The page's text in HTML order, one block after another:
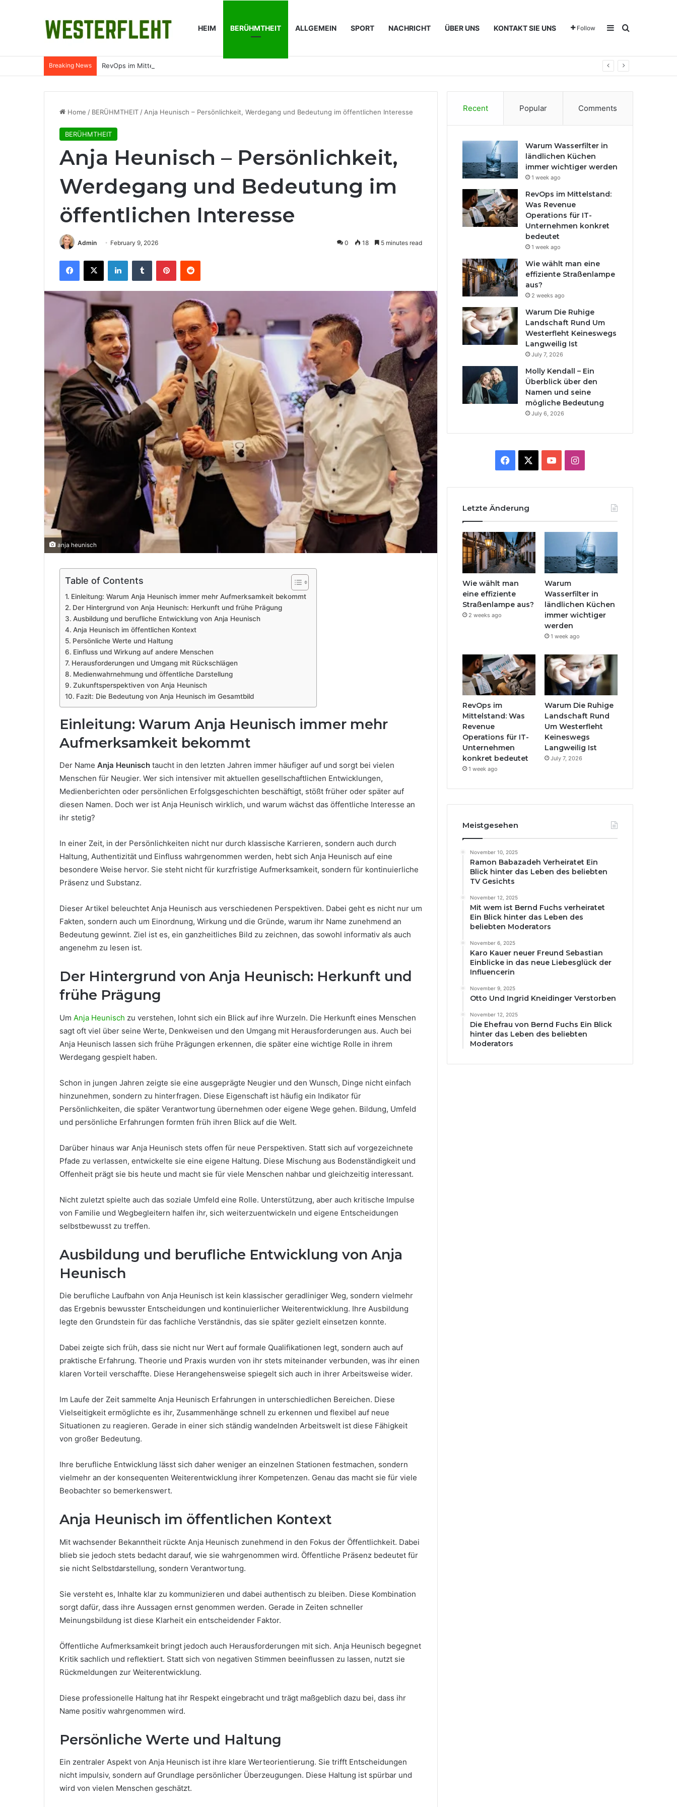
HEIM BERÜHMTHEIT ALLGEMEIN SPORT NACHRICHT ÜBER UNS KONTAKT SIE UNS Follow SidebarSearch for
Breaking News RevOps im Mittelstand: Was Revenue Operations für IT-Unternehmen konkret bedeutet
Home / BERÜHMTHEIT / Anja Heunisch – Persönlichkeit, Werdegang und Bedeutung im öffentlichen Interesse
BERÜHMTHEIT
Anja Heunisch – Persönlichkeit,
Werdegang und Bedeutung im
öffentlichen Interesse
Admin February 9, 2026 0 18 5 minutes read
Facebook
X LinkedInTumblr PinterestReddit
anja heunisch
Table of Contents
Einleitung: Warum Anja Heunisch immer mehr Aufmerksamkeit bekommt
Der Hintergrund von Anja Heunisch: Herkunft und frühe Prägung
Ausbildung und berufliche Entwicklung von Anja Heunisch
Anja Heunisch im öffentlichen Kontext
Persönliche Werte und Haltung
Einfluss und Wirkung auf andere Menschen
Herausforderungen und Umgang mit Rückschlägen
Medienwahrnehmung und öffentliche Darstellung
Zukunftsperspektiven von Anja Heunisch
Fazit: Die Bedeutung von Anja Heunisch im Gesamtbild
Einleitung: Warum Anja Heunisch immer mehr
Aufmerksamkeit bekommt
Der Name Anja Heunisch taucht in den letzten Jahren immer häufiger auf und sorgt bei vielen
Menschen für Neugier. Wer sich intensiver mit aktuellen gesellschaftlichen Entwicklungen,
Medienberichten oder persönlichen Erfolgsgeschichten beschäftigt, stößt früher oder später auf
diesen Namen. Doch wer ist Anja Heunisch wirklich, und warum wächst das öffentliche Interesse an
ihr stetig?
In einer Zeit, in der Persönlichkeiten nicht nur durch klassische Karrieren, sondern auch durch
Haltung, Authentizität und Einfluss wahrgenommen werden, hebt sich Anja Heunisch auf eine
besondere Weise hervor. Sie steht nicht für kurzfristige Aufmerksamkeit, sondern für kontinuierliche
Präsenz und Substanz.
Dieser Artikel beleuchtet Anja Heunisch aus verschiedenen Perspektiven. Dabei geht es nicht nur um
Fakten, sondern auch um Einordnung, Wirkung und die Gründe, warum ihr Name zunehmend an
Bedeutung gewinnt. Ziel ist es, ein ganzheitliches Bild zu zeichnen, das sowohl informativ als auch
angenehm zu lesen ist.
Der Hintergrund von Anja Heunisch: Herkunft und
frühe Prägung
Um Anja Heunisch zu verstehen, lohnt sich ein Blick auf ihre Wurzeln. Die Herkunft eines Menschen
sagt oft viel über seine Werte, Denkweisen und den Umgang mit Herausforderungen aus. Auch bei
Anja Heunisch lassen sich frühe Prägungen erkennen, die später eine wichtige Rolle in ihrem
Werdegang gespielt haben.
Schon in jungen Jahren zeigte sie eine ausgeprägte Neugier und den Wunsch, Dinge nicht einfach
hinzunehmen, sondern zu hinterfragen. Diese Eigenschaft ist häufig ein Indikator für
Persönlichkeiten, die später Verantwortung übernehmen oder eigene Wege gehen. Bildung, Umfeld
und persönliche Erfahrungen formten früh ihren Blick auf die Welt.
Darüber hinaus war Anja Heunisch stets offen für neue Perspektiven. Statt sich auf vorgezeichnete
Pfade zu verlassen, entwickelte sie eine eigene Haltung. Diese Mischung aus Bodenständigkeit und
Offenheit prägt sie bis heute und macht sie für viele Menschen nahbar und gleichzeitig interessant.
Nicht zuletzt spielte auch das soziale Umfeld eine Rolle. Unterstützung, aber auch kritische Impulse
von Familie und Wegbegleitern halfen ihr, sich weiterzuentwickeln und eigene Entscheidungen
selbstbewusst zu treffen.
Ausbildung und berufliche Entwicklung von Anja
Heunisch
Die berufliche Laufbahn von Anja Heunisch ist kein klassischer geradliniger Weg, sondern vielmehr
das Ergebnis bewusster Entscheidungen und kontinuierlicher Weiterentwicklung. Ihre Ausbildung
legte den Grundstein für das fachliche Verständnis, das sie später gezielt einsetzen konnte.
Dabei zeigte sich früh, dass sie nicht nur Wert auf formale Qualifikationen legt, sondern auch auf
praktische Erfahrung. Theorie und Praxis wurden von ihr stets miteinander verbunden, was ihr einen
klaren Vorteil verschaffte. Diese Herangehensweise spiegelt sich auch in ihrer Arbeitsweise wider.
Im Laufe der Zeit sammelte Anja Heunisch Erfahrungen in unterschiedlichen Bereichen. Diese
Vielseitigkeit ermöglichte es ihr, Zusammenhänge schnell zu erkennen und flexibel auf neue
Situationen zu reagieren. Gerade in einer sich ständig wandelnden Arbeitswelt ist diese Fähigkeit
von großer Bedeutung.
Ihre berufliche Entwicklung lässt sich daher weniger an einzelnen Stationen festmachen, sondern
vielmehr an der konsequenten Weiterentwicklung ihrer Kompetenzen. Genau das macht sie für viele
Beobachter so bemerkenswert.
Anja Heunisch im öffentlichen Kontext
Mit wachsender Bekanntheit rückte Anja Heunisch zunehmend in den Fokus der Öffentlichkeit. Dabei
blieb sie jedoch stets bedacht darauf, wie sie wahrgenommen wird. Öffentliche Präsenz bedeutet für
sie nicht Selbstdarstellung, sondern Verantwortung.
Sie versteht es, Inhalte klar zu kommunizieren und dabei authentisch zu bleiben. Diese Kombination
sorgt dafür, dass ihre Aussagen ernst genommen werden. Gerade in Zeiten schneller
Meinungsbildung ist diese Klarheit ein entscheidender Faktor.
Öffentliche Aufmerksamkeit bringt jedoch auch Herausforderungen mit sich. Anja Heunisch begegnet
Kritik sachlich und reflektiert. Statt sich von negativen Stimmen beeinflussen zu lassen, nutzt sie
Rückmeldungen zur Weiterentwicklung.
Diese professionelle Haltung hat ihr Respekt eingebracht und trägt maßgeblich dazu bei, dass ihr
Name positiv wahrgenommen wird.
Persönliche Werte und Haltung
Ein zentraler Aspekt von Anja Heunisch ist ihre klare Werteorientierung. Sie trifft Entscheidungen
nicht impulsiv, sondern auf Grundlage persönlicher Überzeugungen. Diese Haltung ist spürbar und
wird von vielen Menschen geschätzt.
Recent Popular Comments
Warum Wasserfilter in
ländlichen Küchen
immer wichtiger werden
1 week ago
RevOps im Mittelstand:
Was Revenue
Operations für IT-
Unternehmen konkret
bedeutet
1 week ago
Wie wählt man eine
effiziente Straßenlampe
aus?
2 weeks ago
Warum Die Ruhige
Landschaft Rund Um
Westerfleht Keineswegs
Langweilig Ist
July 7, 2026
Molly Kendall – Ein
Überblick über den
Namen und seine
mögliche Bedeutung
July 6, 2026
Facebook YouTubeInstagram
Letzte Änderung
Wie wählt man
eine effiziente
Straßenlampe aus?
2 weeks ago
Warum
Wasserfilter in
ländlichen Küchen
immer wichtiger
werden
1 week ago
RevOps im
Mittelstand: Was
Revenue
Operations für IT-
Unternehmen
konkret bedeutet
1 week ago
Warum Die Ruhige
Landschaft Rund
Um Westerfleht
Keineswegs
Langweilig Ist
July 7, 2026
Meistgesehen
November 10, 2025
Ramon Babazadeh Verheiratet Ein
Blick hinter das Leben des beliebten
TV Gesichts
November 12, 2025
Mit wem ist Bernd Fuchs verheiratet
Ein Blick hinter das Leben des
beliebten Moderators
November 6, 2025
Karo Kauer neuer Freund Sebastian
Einblicke in das neue Liebesglück der
Influencerin
November 9, 2025
Otto Und Ingrid Kneidinger Verstorben
November 12, 2025
Die Ehefrau von Bernd Fuchs Ein Blick
hinter das Leben des beliebten
Moderators